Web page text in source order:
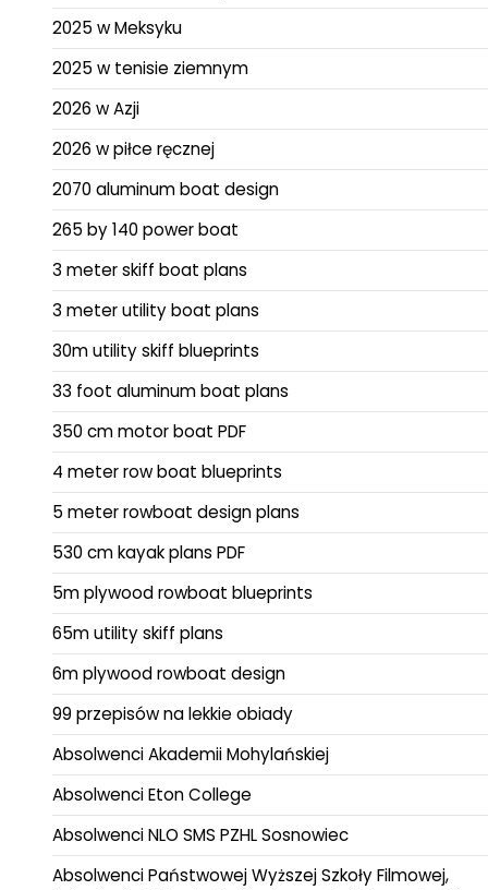
2025 w Meksyku
2025 w tenisie ziemnym
2026 w Azji
2026 w piłce ręcznej
2070 aluminum boat design
265 by 140 power boat
3 meter skiff boat plans
3 meter utility boat plans
30m utility skiff blueprints
33 foot aluminum boat plans
350 cm motor boat PDF
4 meter row boat blueprints
5 meter rowboat design plans
530 cm kayak plans PDF
5m plywood rowboat blueprints
65m utility skiff plans
6m plywood rowboat design
99 przepisów na lekkie obiady
Absolwenci Akademii Mohylańskiej
Absolwenci Eton College
Absolwenci NLO SMS PZHL Sosnowiec
Absolwenci Państwowej Wyższej Szkoły Filmowej,